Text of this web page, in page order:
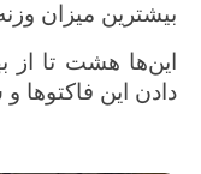
بیشترین میزان
این‌ها هشت تا از
دادن این